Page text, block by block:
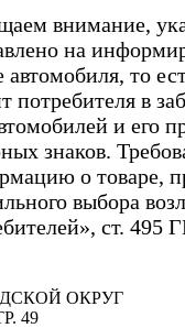
внимание,
на
автомобиля, то
потребителя в
и его
знаков.
о товаре,
выбора
ст. 495
ОКРУГ
49